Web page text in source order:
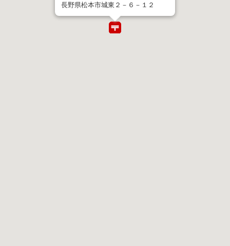
長野県松本市城東２－６－１２